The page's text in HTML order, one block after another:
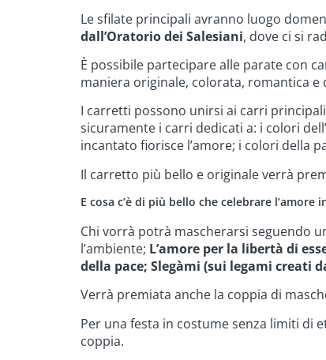
Le sfilate principali avranno luogo
dall’Oratorio dei Salesiani, dove ci si
È possibile partecipare alle parate con
maniera originale, colorata, romantica
I carretti possono unirsi ai carri
sicuramente i carri dedicati a: i colori
incantato fiorisce l’amore; i colori della
Il carretto più bello e originale verrà
E cosa c’è di più bello che celebrare
Chi vorrà potrà mascherarsi seguendo
l’ambiente; L’amore per la libertà di
della pace; Slegàmi (sui legami creati
Verrà premiata anche la coppia di
Per una festa in costume senza limiti di
coppia.